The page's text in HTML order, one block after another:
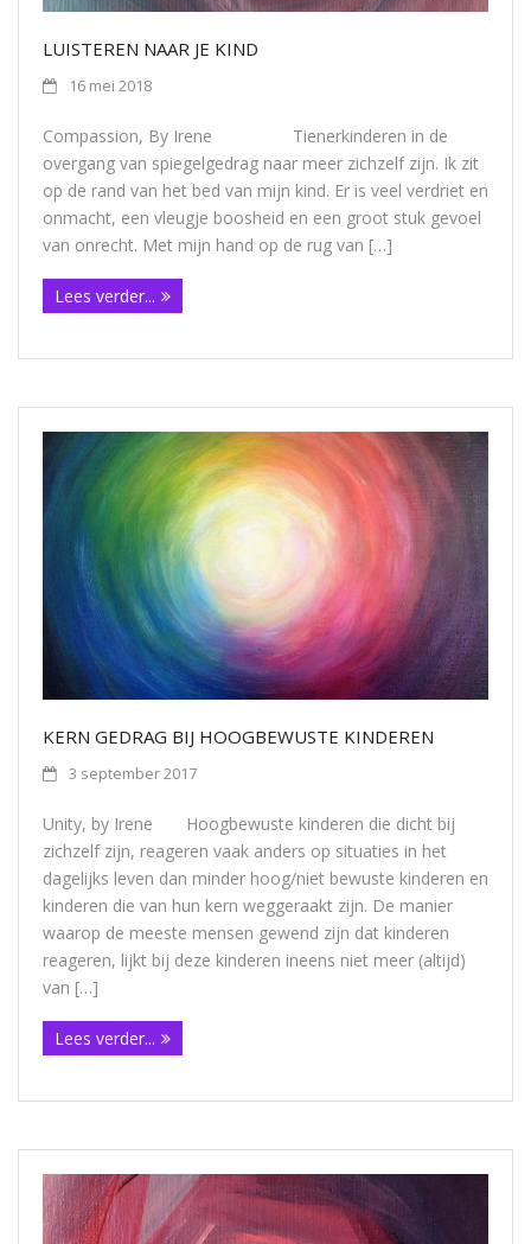
LUISTEREN NAAR JE KIND
16 mei 2018
Compassion, By Irene Tienerkinderen in de
overgang van spiegelgedrag naar meer zichzelf zijn. Ik zit
op de rand van het bed van mijn kind. Er is veel verdriet en
onmacht, een vleugje boosheid en een groot stuk gevoel
van onrecht. Met mijn hand op de rug van […]
Lees verder...
KERN GEDRAG BIJ HOOGBEWUSTE KINDEREN
3 september 2017
Unity, by Irene Hoogbewuste kinderen die dicht bij
zichzelf zijn, reageren vaak anders op situaties in het
dagelijks leven dan minder hoog/niet bewuste kinderen en
kinderen die van hun kern weggeraakt zijn. De manier
waarop de meeste mensen gewend zijn dat kinderen
reageren, lijkt bij deze kinderen ineens niet meer (altijd)
van […]
Lees verder...